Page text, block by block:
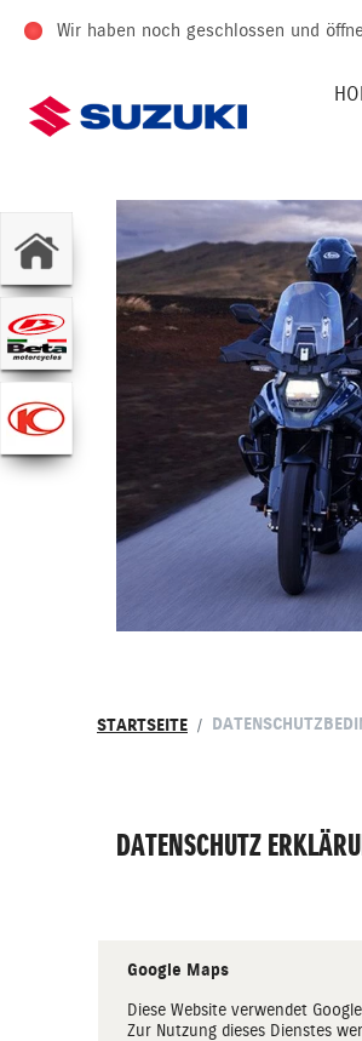
Wir haben noch geschlossen und
STARTSEITE
DATENSCHUTZ
Google Maps
Diese Website verwendet Google
Zur Nutzung dieses Dienstes